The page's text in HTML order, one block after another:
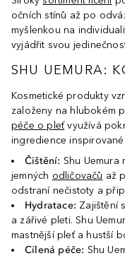
očních stínů až po
myšlenkou na
vyjádřit svou
SHU UEMURA:
Kosmetické produkty
založeny na hlubokém
péče o pleťvyužívá
ingredience
Čištění: Shu Uemura
jemných odličovačů až
odstraní nečistoty a
Hydratace: Zajištění
a zářivé pleti. Shu
mastnější pleť a hustší
Cílená péče: Shu